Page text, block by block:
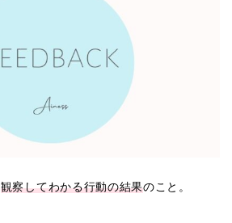
観察してわかる行動の結果のこと。